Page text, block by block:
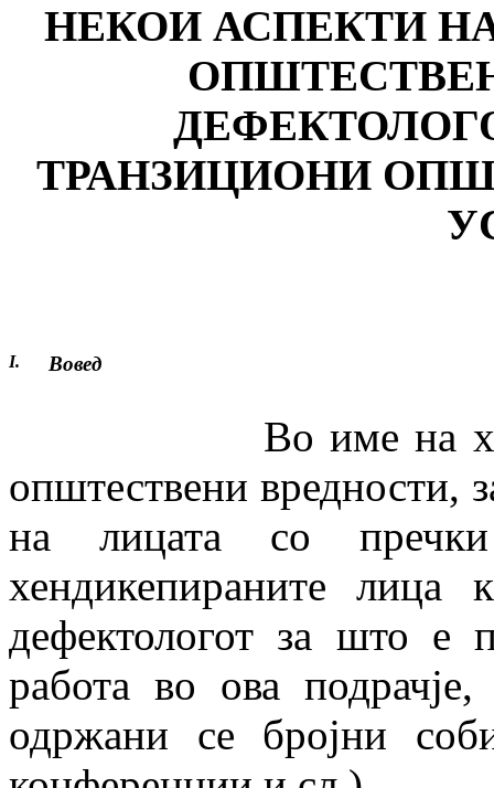
НЕКОИ АСПЕКТИ
ТРАНЗИЦИОНИ
I. Вовед
Во име на
општествени вредности,
на лицата со
хендикепираните лица
дефектологот за што е
работа во ова
одржани се бројни